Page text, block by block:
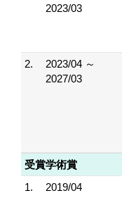
2023/03
2.
2023/04 ～
2027/03
受賞学術賞
1.
2019/04